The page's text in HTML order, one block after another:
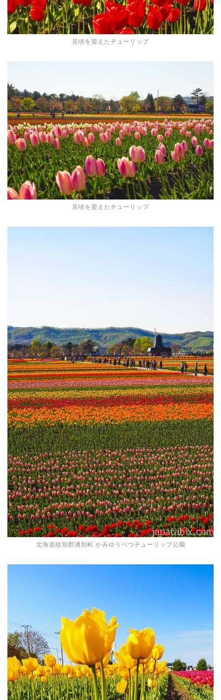
見頃を迎えたチューリップ
見頃を迎えたチューリップ
北海道紋別郡湧別町 かみゆうべつチューリップ公園